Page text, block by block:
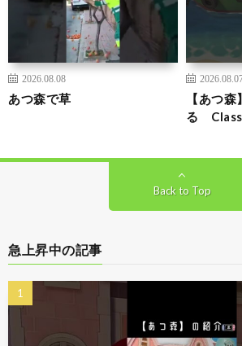
2026.08.08
あつ森で草
【あつ
る
Back to Top
急上昇中の記事